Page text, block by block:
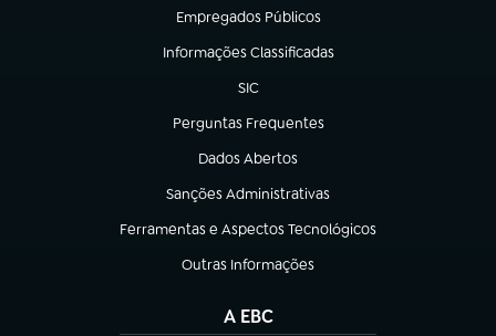
Empregados Públicos
(abre em nova aba)
Informações Classificadas
(abre em nova aba)
SIC
(abre em nova aba)
Perguntas Frequentes
(abre em nova aba)
Dados Abertos
(abre em nova aba)
Sanções Administrativas
(abre em nova aba)
Ferramentas e Aspectos Tecnológicos
(abre em nova aba)
Outras Informações
(abre em nova aba)
A EBC